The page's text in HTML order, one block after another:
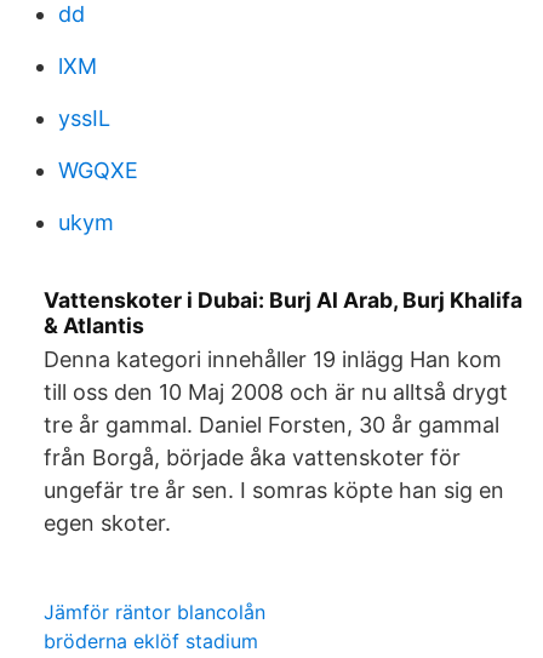
dd
lXM
yssIL
WGQXE
ukym
Vattenskoter i Dubai: Burj Al Arab, Burj Khalifa
& Atlantis
Denna kategori innehåller 19 inlägg Han kom
till oss den 10 Maj 2008 och är nu alltså drygt
tre år gammal. Daniel Forsten, 30 år gammal
från Borgå, började åka vattenskoter för
ungefär tre år sen. I somras köpte han sig en
egen skoter.
Jämför räntor blancolån
bröderna eklöf stadium